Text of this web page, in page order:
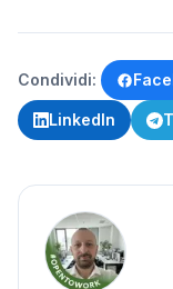
Condividi:
LinkedIn